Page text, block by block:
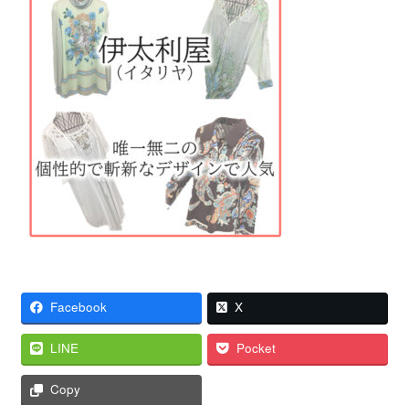
Facebook X
LINE Pocket
Copy